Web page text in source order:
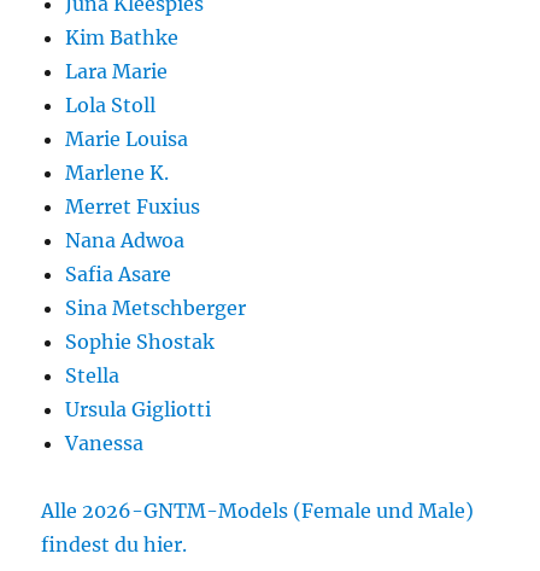
Kim Bathke
Lara Marie
Lola Stoll
Marie Louisa
Marlene K.
Merret Fuxius
Nana Adwoa
Safia Asare
Sina Metschberger
Sophie Shostak
Stella
Ursula Gigliotti
Vanessa
Alle 2026-GNTM-Models (Female und Male)
findest du hier.